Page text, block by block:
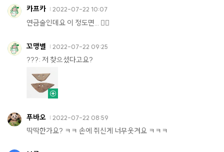
카프카 2022-07-22 10:07
연금술인데요 이 정도면... 🤦‍♂️
꼬맹별 2022-07-22 09:25
???: 저 찾으셨다고요?
푸바오 2022-07-22 08:59
딱딱한가요? ㅋㅋ 손에 쥐신게 너무웃겨요 ㅋㅋㅋ